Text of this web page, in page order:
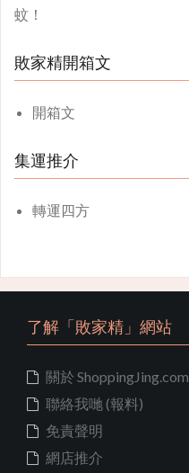
蚊！
敗家精開箱文
開箱文
集運推介
轉運四方
了解「敗家精」網站
關於 ShoppingJing.com
聯絡我哋 (報料)
免責聲明
網店推介